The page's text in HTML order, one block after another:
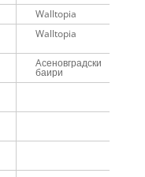
Walltopia
Walltopia
Aсеновградски
баири